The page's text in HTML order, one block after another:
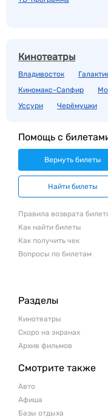
Кинотеатры
Владивосток
Киномакс-Сапфир
Уссури
Черёмушки
Помощь с
Вернуть билеты
Найти билеты
Правила возврата
Как найти билеты
Как получить чек
Вопросы по билетам
Разделы
Кинотеатры
Скоро на экранах
Архив фильмов
Смотрите также
Авто
Афиша
Базы отдыха